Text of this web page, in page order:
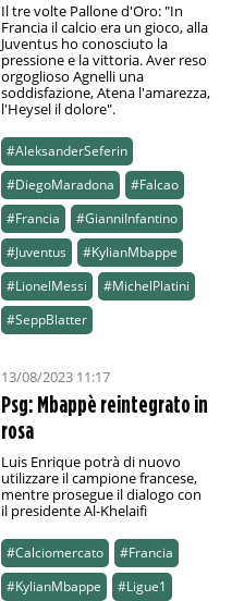
Il tre volte Pallone d'Oro: "In
Francia il calcio era un gioco, alla
Juventus ho conosciuto la
pressione e la vittoria. Aver reso
orgoglioso Agnelli una
soddisfazione, Atena l'amarezza,
l'Heysel il dolore".
#AleksanderSeferin
#DiegoMaradona
#Falcao
#Francia
#GianniInfantino
#Juventus
#KylianMbappe
#LionelMessi
#MichelPlatini
#SeppBlatter
13/08/2023 11:17
Psg: Mbappè reintegrato in
rosa
Luis Enrique potrà di nuovo
utilizzare il campione francese,
mentre prosegue il dialogo con
il presidente Al-Khelaifi
#Calciomercato
#Francia
#KylianMbappe
#Ligue1